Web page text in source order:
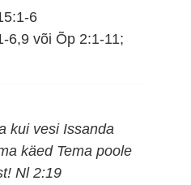
6
6,9 või Õp 2:1-11;
kui vesi Issanda
käed Tema poole
Nl 2:19